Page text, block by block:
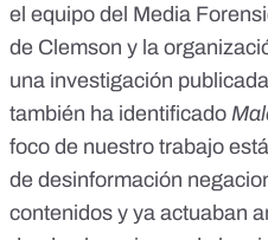
el equipo del Media
de Clemson y la
una investigación
también ha identificado
foco de nuestro trabajo
de desinformación
contenidos y ya actuaban